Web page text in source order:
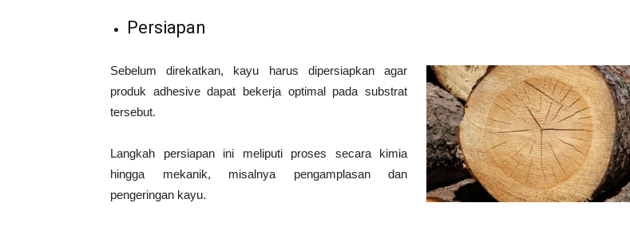
Persiapan
Sebelum direkatkan, kayu harus dipersiapkan agar
produk adhesive dapat bekerja optimal pada substrat
tersebut.
Langkah persiapan ini meliputi proses secara kimia
hingga mekanik, misalnya pengamplasan dan
pengeringan kayu.